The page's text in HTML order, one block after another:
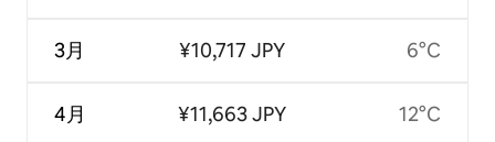
3月
4月
¥10,717 JPY
¥11,663 JPY
6°C
12°C